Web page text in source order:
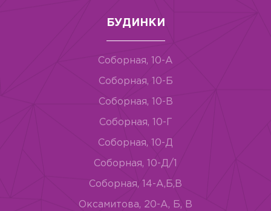
БУДИНКИ
Соборная, 10-А
Соборная, 10-Б
Соборная, 10-В
Соборная, 10-Г
Соборная, 10-Д
Соборная, 10-Д/1
Соборная, 14-А,Б,В
Оксамитова, 20-А, Б, В